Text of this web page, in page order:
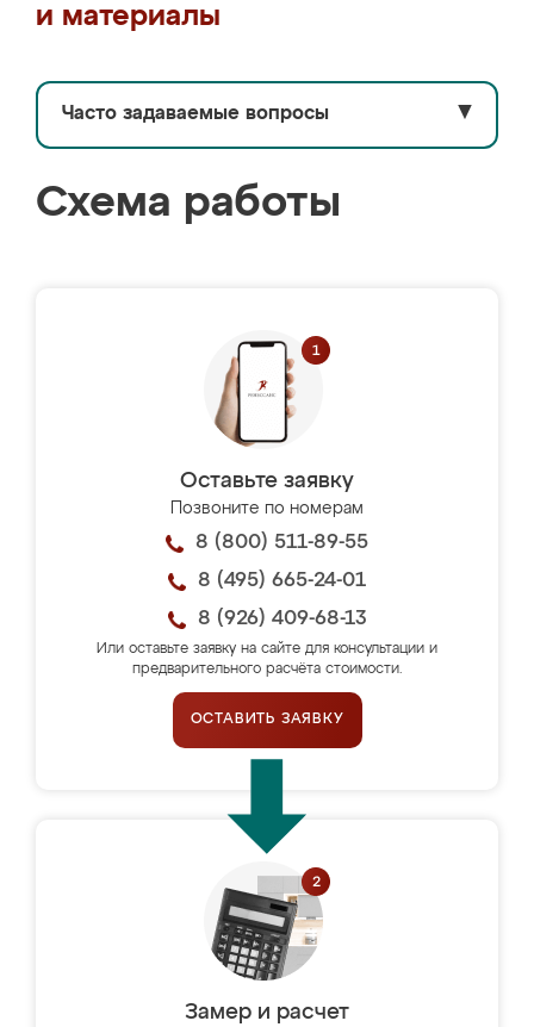
и материалы
Часто задаваемые вопросы ▼
Схема работы
Оставьте заявку
Позвоните по номерам
8 (800) 511-89-55
8 (495) 665-24-01
8 (926) 409-68-13
Или оставьте заявку на сайте для консультации и
предварительного расчёта стоимости.
ОСТАВИТЬ ЗАЯВКУ
Замер и расчет